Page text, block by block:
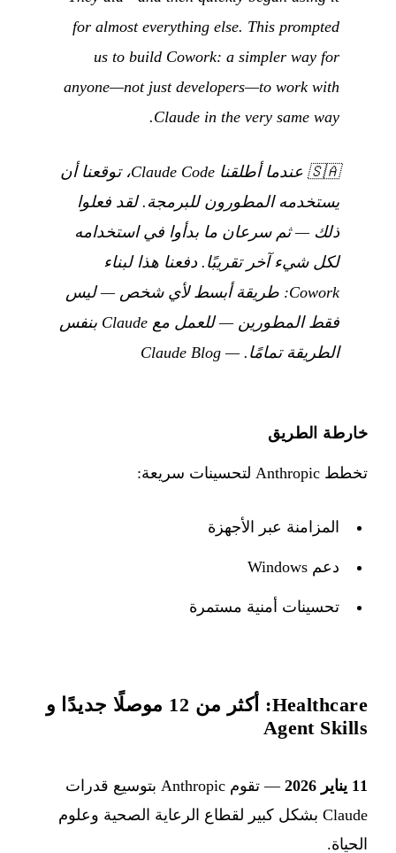
for almost everything else. This prompted
us to build Cowork: a simpler way for
anyone—not just developers—to work with
Claude in the very same way.
🇸🇦
عندما أطلقنا Claude Code، توقعنا أن
يستخدمه المطورون للبرمجة. لقد فعلوا
ذلك — ثم سرعان ما بدأوا في استخدامه
لكل شيء آخر تقريبًا. دفعنا هذا لبناء
Cowork: طريقة أبسط لأي شخص — ليس
فقط المطورين — للعمل مع Claude بنفس
الطريقة تمامًا. —
Claude Blog
خارطة الطريق
تخطط Anthropic لتحسينات سريعة:
المزامنة عبر الأجهزة
دعم Windows
تحسينات أمنية مستمرة
Healthcare: أكثر من 12 موصلًا جديدًا و
Agent Skills
11 يناير 2026
— تقوم Anthropic بتوسيع قدرات
Claude بشكل كبير لقطاع الرعاية الصحية وعلوم
الحياة.